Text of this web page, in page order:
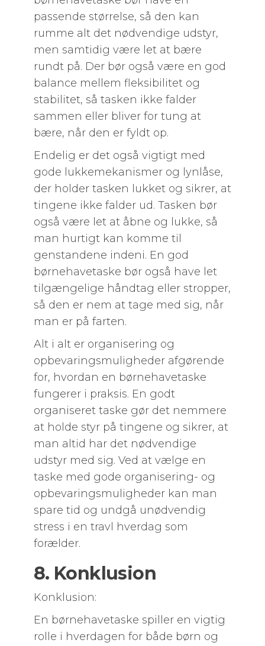
passende størrelse, så den kan
rumme alt det nødvendige udstyr,
men samtidig være let at bære
rundt på. Der bør også være en god
balance mellem fleksibilitet og
stabilitet, så tasken ikke falder
sammen eller bliver for tung at
bære, når den er fyldt op.
Endelig er det også vigtigt med
gode lukkemekanismer og lynlåse,
der holder tasken lukket og sikrer, at
tingene ikke falder ud. Tasken bør
også være let at åbne og lukke, så
man hurtigt kan komme til
genstandene indeni. En god
børnehavetaske bør også have let
tilgængelige håndtag eller stropper,
så den er nem at tage med sig, når
man er på farten.
Alt i alt er organisering og
opbevaringsmuligheder afgørende
for, hvordan en børnehavetaske
fungerer i praksis. En godt
organiseret taske gør det nemmere
at holde styr på tingene og sikrer, at
man altid har det nødvendige
udstyr med sig. Ved at vælge en
taske med gode organisering- og
opbevaringsmuligheder kan man
spare tid og undgå unødvendig
stress i en travl hverdag som
forælder.
8. Konklusion
Konklusion:
En børnehavetaske spiller en vigtig
rolle i hverdagen for både børn og